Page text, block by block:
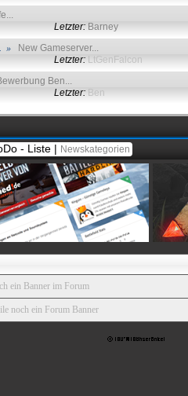
Letzter: Barney
»
New Gameserver...
Letzter: LtGenFalcon
Ben...
Letzter: Ben
- Liste | Newskategorien
Inside
Battlefield...
ein Banner im Forum
noch ein Forum Banner